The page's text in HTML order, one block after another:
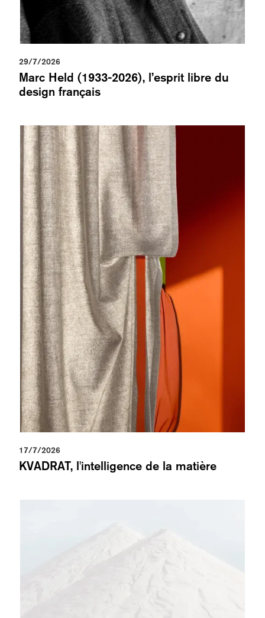
29/7/2026
Marc Held (1933-2026), l’esprit libre du
design français
17/7/2026
KVADRAT, l'intelligence de la matière